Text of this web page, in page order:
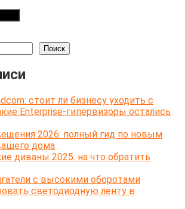
Поиск
стоит ли бизнесу уходить с
Enterprise-гипервизоры остались
2026: полный гид по новым
дома
диваны 2025: на что обратить
с высокими оборотами
светодиодную ленту в